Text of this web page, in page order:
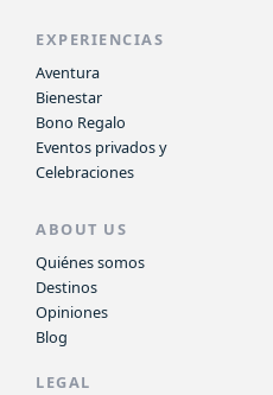
EXPERIENCIAS
Aventura
Bienestar
Bono Regalo
Eventos privados y
Celebraciones
ABOUT US
Quiénes somos
Destinos
Opiniones
Blog
LEGAL